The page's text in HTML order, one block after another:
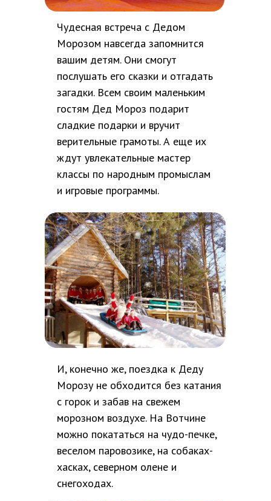
Чудесная встреча с Дедом
Морозом навсегда запомнится
вашим детям. Они смогут
послушать его сказки и отгадать
загадки. Всем своим маленьким
гостям Дед Мороз подарит
сладкие подарки и вручит
верительные грамоты. А еще их
ждут увлекательные мастер
классы по народным промыслам
и игровые программы.
И, конечно же, поездка к Деду
Морозу не обходится без катания
с горок и забав на свежем
морозном воздухе. На Вотчине
можно покататься на чудо-печке,
веселом паровозике, на собаках-
хасках, северном олене и
снегоходах.